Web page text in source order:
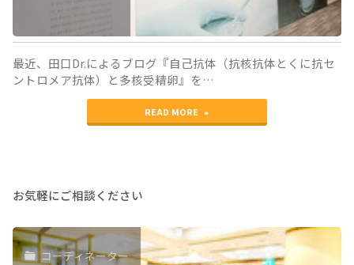
最近、田口Dr.によるブログ『自己抗体（抗核抗体とくに抗セ
ントロメア抗体）と多核受精卵』を…
READ MORE
"抗
メ
お気軽にご相談ください
コーディネーター